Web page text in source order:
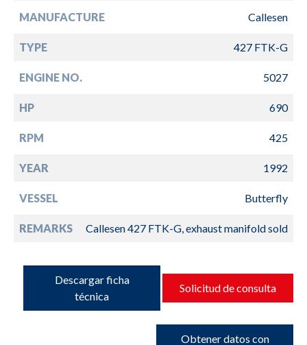
MANUFACTURE Callesen
TYPE 427 FTK-G
ENGINE NO. 5027
HP 690
RPM 425
YEAR 1992
VESSEL Butterfly
REMARKS Callesen 427 FTK-G, exhaust manifold sold
Descargar ficha
técnica
Solicitud de consulta
Obtener datos con